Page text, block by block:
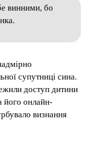
винними, бо
супутниці сина.
доступ дитини
його онлайн-
визнання